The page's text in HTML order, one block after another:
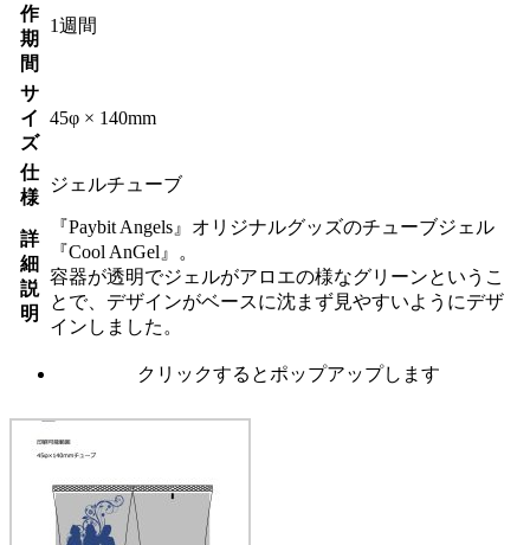
作
期
間
1週間
サ
イ
ズ
45φ × 140mm
仕
様
ジェルチューブ
詳
細
説
明
『Paybit Angels』オリジナルグッズのチューブジェル
『Cool AnGel』。
容器が透明でジェルがアロエの様なグリーンというこ
とで、デザインがベースに沈まず見やすいようにデザ
インしました。
クリックするとポップアップします